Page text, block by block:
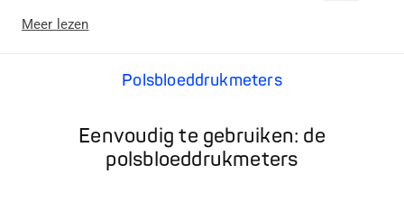
Meer lezen
Eenvoudig te gebruiken: de
polsbloeddrukmeters
Polsbloeddrukmeters